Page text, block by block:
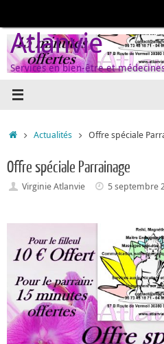
au
contenu
Atlanvie
Services en bien-être et
Accueil
Actualités Offre spéciale
Offre spéciale Parrainage
Virginie Atlanvie 5 septembre